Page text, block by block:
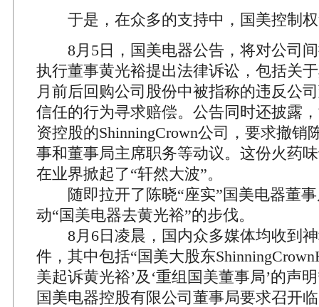
于是，在众多的支持中，国美控制权
8月5日，国美电器公告，将对公司间
执行董事黄光裕提出法律诉讼，包括关
月前后回购公司股份中被指称的违反公
信任的行为寻求赔偿。公告同时还披露
资控股的ShinningCrown公司，要求撤销
事和董事局主席职务等动议。这份火药
在业界掀起了“轩然大波”。
随即拉开了陈晓“座实”国美电器董事
动“国美电器去黄光裕”的步伐。
8月6日凌晨，国内众多媒体均收到神
件，其中包括“国美大股东
美起诉黄光裕’及‘重组国美董事局’的声
国美电器控股有限公司董事局要求召开